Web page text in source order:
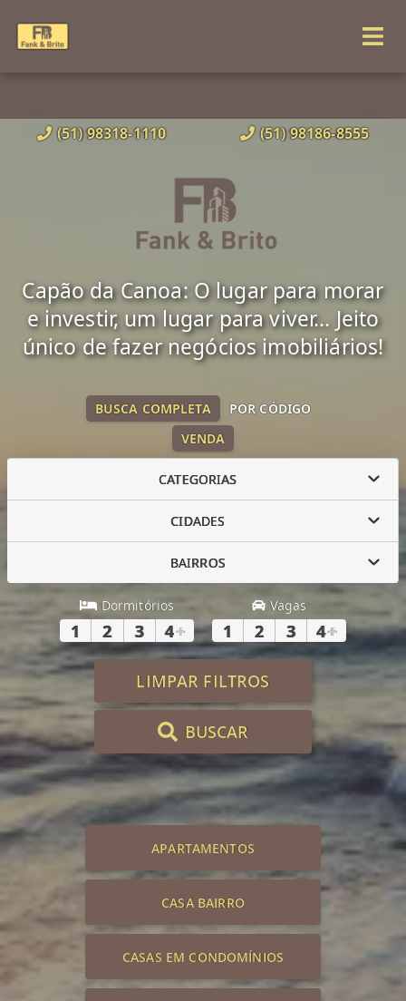
(51) 98318-1110 (51) 98186-8555
Capão da Canoa: O lugar para morar
e investir, um lugar para viver... Jeito
único de fazer negócios imobiliários!
VENDA
BUSCA COMPLETA POR CÓDIGO
CATEGORIAS
CIDADES
BAIRROS
Dormitórios
1 2 3 4+
Vagas
1 2 3 4+
LIMPAR FILTROS
BUSCAR
APARTAMENTOS
CASA BAIRRO
CASAS EM CONDOMÍNIOS